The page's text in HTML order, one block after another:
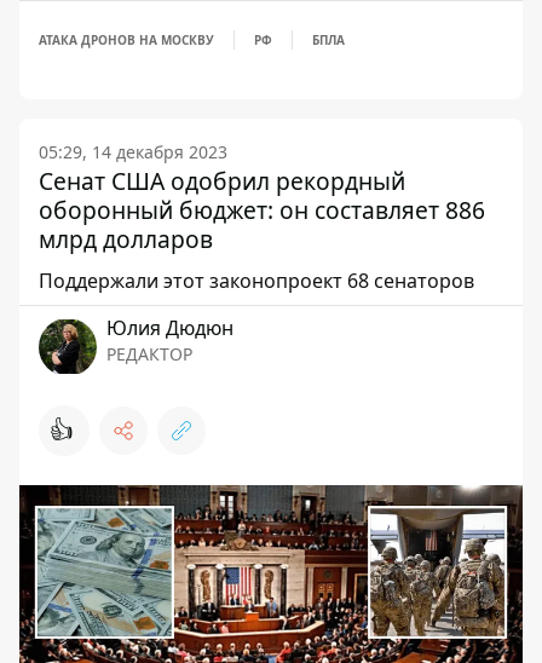
АТАКА ДРОНОВ НА МОСКВУ РФ БПЛА
05:29, 14 декабря 2023
Сенат США одобрил рекордный
оборонный бюджет: он составляет 886
млрд долларов
Поддержали этот законопроект 68 сенаторов
Юлия Дюдюн
РЕДАКТОР
👍